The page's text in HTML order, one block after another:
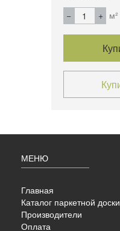
м²
МЕНЮ
Главная
Каталог паркетной доски
Производители
Оплата